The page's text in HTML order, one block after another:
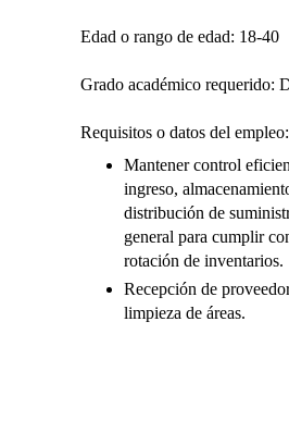
Edad o rango de edad: 18-40
Grado académico requerido:
Requisitos o datos del empleo:
Mantener control
ingreso,
distribución de
general para cumplir
rotación de inventarios.
Recepción de
limpieza de áreas.